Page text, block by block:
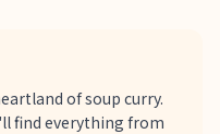
of soup curry.
find everything from